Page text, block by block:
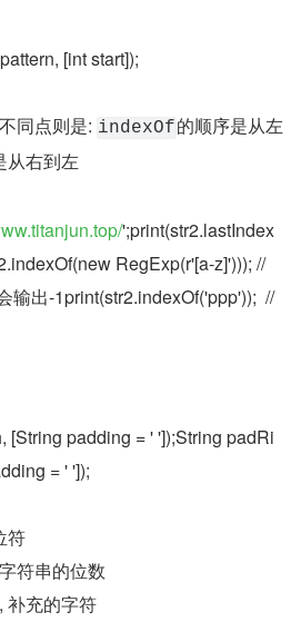
[int start]);
同点则是: indexOf的顺序是从左
从右到左
';print(str2.lastIndex
RegExp(r'[a-z]'))); //
输出-1print(str2.indexOf('ppp'));  //
[String padding = ' ']);String padRi
= ' ']);
符
符串的位数
补充的字符